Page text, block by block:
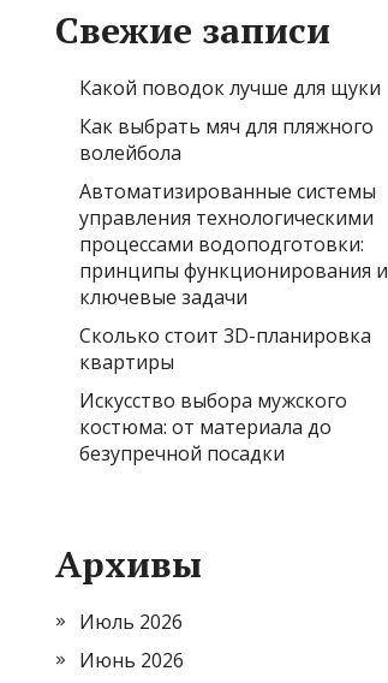
Свежие записи
Какой поводок лучше для щуки
Как выбрать мяч для пляжного
волейбола
Автоматизированные системы
управления технологическими
процессами водоподготовки:
принципы функционирования и
ключевые задачи
Сколько стоит 3D-планировка
квартиры
Искусство выбора мужского
костюма: от материала до
безупречной посадки
Архивы
Июль 2026
Июнь 2026